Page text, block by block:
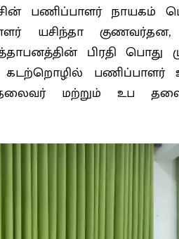
பணிப்பாளர் நாயகம்
யசிந்தா
பிரதி பொது
பணிப்பாளர்
தலைவர் மற்றும் உப